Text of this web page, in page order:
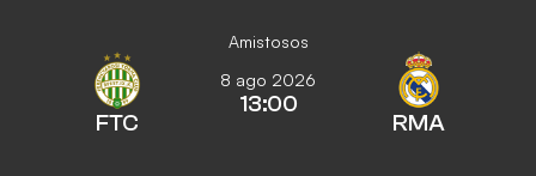
Amistosos
FTC
8 ago 2026
13:00
RMA